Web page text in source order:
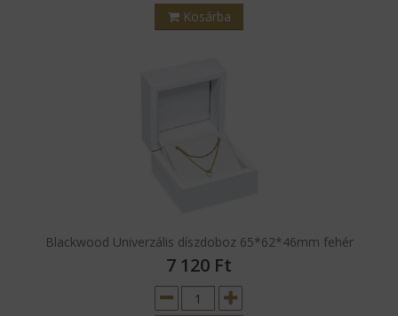
Kosárba
Blackwood Univerzális díszdoboz 65*62*46mm fehér
7 120 Ft